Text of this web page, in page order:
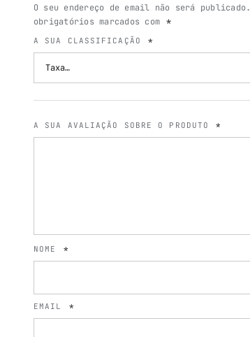
O seu endereço de email não será publicado.
obrigatórios marcados com *
A SUA CLASSIFICAÇÃO *
A SUA AVALIAÇÃO SOBRE O PRODUTO *
NOME *
EMAIL *